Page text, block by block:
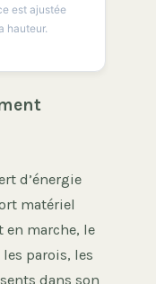
est ajustée
hauteur.
d’énergie
matériel
en marche, le
parois, les
dans son